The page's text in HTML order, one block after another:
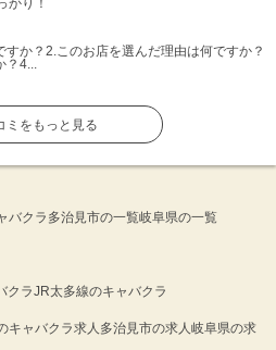
か？2.このお店を選んだ理由は何ですか？
4...
ミをもっと見る
バクラ 多治見市の一覧岐阜県の一覧
クラJR太多線のキャバクラ
キャバクラ求人 多治見市の求人 岐阜県の求